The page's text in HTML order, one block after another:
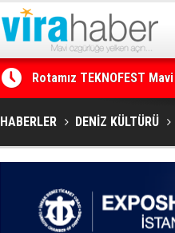
Rotamız TEKNOFEST Mavi
Net Kârını Yüzde 38
HABERLER DENİZ KÜLTÜRÜ